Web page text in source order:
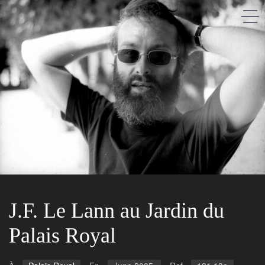
Saison après saison
J.F. Le Lann au Jardin du
Palais Royal